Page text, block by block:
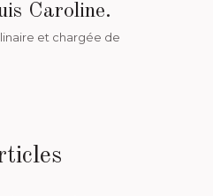
Caroline.
et chargée de